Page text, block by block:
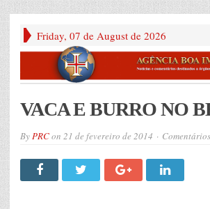
Friday, 07 de August de 2026
VACA E BURRO NO
ByPRCon 21 de fevereiro de 2014